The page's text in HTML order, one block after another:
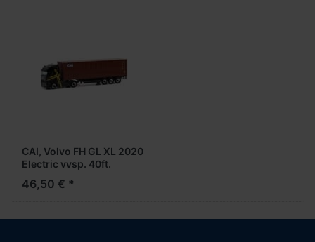
CAI, Volvo FH GL XL 2020
Electric vvsp. 40ft.
46,50 € *